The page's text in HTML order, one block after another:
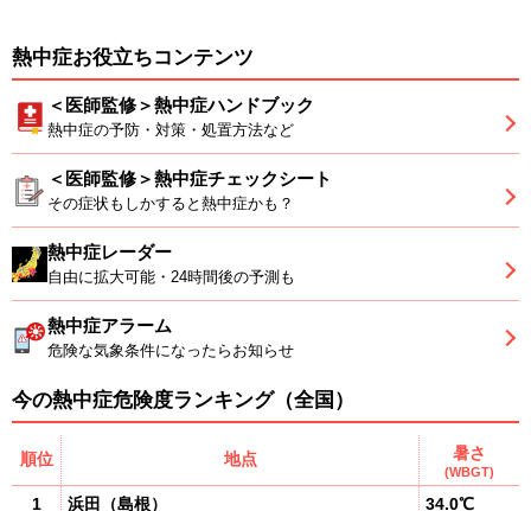
熱中症お役立ちコンテンツ
＜医師監修＞熱中症ハンドブック
熱中症の予防・対策・処置方法など
＜医師監修＞熱中症チェックシート
その症状もしかすると熱中症かも？
熱中症レーダー
自由に拡大可能・24時間後の予測も
熱中症アラーム
危険な気象条件になったらお知らせ
今の熱中症危険度ランキング（全国）
順位 地点 暑さ
(WBGT)
1 浜田 （島根） 34.0℃